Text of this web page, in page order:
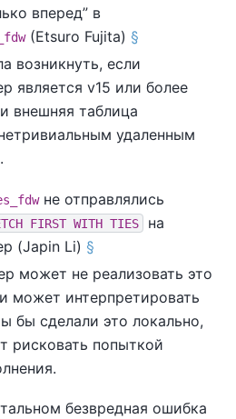
вперед” в
(Etsuro Fujita) §
возникнуть, если
является v15 или более
внешняя таблица
удаленным
не отправлялись
FIRST WITH TIES
на
(Japin Li) §
может не реализовать это
может интерпретировать
бы сделали это локально,
рисковать попыткой
безвредная ошибка